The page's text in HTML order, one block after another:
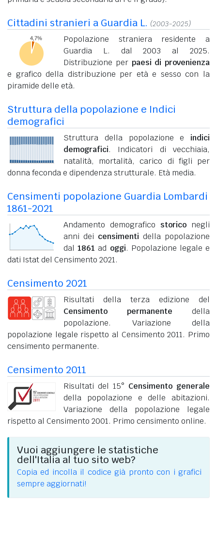
Cittadini stranieri a Guardia L. (2003-2025)
Popolazione straniera residente a
Guardia L. dal 2003 al 2025.
Distribuzione per paesi di provenienza
e grafico della distribuzione per età e sesso con la
piramide delle età.
Struttura della popolazione e Indici
demografici
Struttura della popolazione e indici
demografici. Indicatori di vecchiaia,
natalità, mortalità, carico di figli per
donna feconda e dipendenza strutturale. Età media.
Censimenti popolazione Guardia Lombardi
1861-2021
Andamento demografico storico negli
anni dei censimenti della popolazione
dal1861 ad oggi. Popolazione legale e
dati Istat del Censimento 2021.
Censimento 2021
Risultati della terza edizione del
Censimento permanente della
popolazione. Variazione della
popolazione legale rispetto al Censimento 2011. Primo
censimento permanente.
Censimento 2011
Risultati del 15° Censimento generale
della popolazione e delle abitazioni.
Variazione della popolazione legale
rispetto al Censimento 2001. Primo censimento online.
Vuoi aggiungere le statistiche
dell'Italia al tuo sito web?
Copia ed incolla il codice già pronto con i grafici
sempre aggiornati!